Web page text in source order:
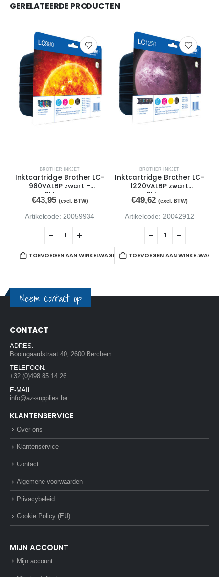
GERELATEERDE PRODUCTEN
BROTHER INKJET
Inktcartridge Brother LC-
980VALBP zwart +
3kleuren
€43,95 (excl. BTW)
Artikelcode: 20059934
TOEVOEGEN AAN WINKELWAGEN
BROTHER INKJET
Inktcartridge Brother LC-
1220VALBP zwart
+3kleuren
€49,62 (excl. BTW)
Artikelcode: 20042912
TOEVOEGEN AAN
Neem contact op
CONTACT
ADRES:
Boomgaardstraat 40, 2600 Berchem
TELEFOON:
+32 (0)498 85 14 26
E-MAIL:
info@az-supplies.be
KLANTENSERVICE
Over ons
Klantenservice
Contact
Algemene voorwaarden
Privacybeleid
Cookie Policy (EU)
MIJN ACCOUNT
Mijn account